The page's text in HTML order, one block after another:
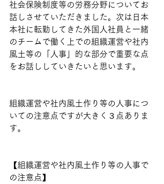
社会保険制度等の労務分野についてお
話しさせていただきました。次は日本
本社に転勤してきた外国人社員と一緒
のチームで働く上での組織運営や社内
風土等の「人事」的な部分で重要な点
をお話ししていきたいと思います。
組織運営や社内風土作り等の人事につ
いての注意点ですが大きく３点ありま
す。
【組織運営や社内風土作り等の人事で
の注意点】